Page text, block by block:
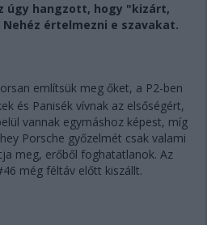
úgy hangzott, hogy "kizárt,
értelmezni e szavakat.
említsük meg őket, a P2-ben
és Panisék vívnak az elsőségért,
vannak egymáshoz képest, míg
Porsche győzelmét csak valami
meg, erőből foghatatlanok. Az
még féltáv előtt kiszállt.